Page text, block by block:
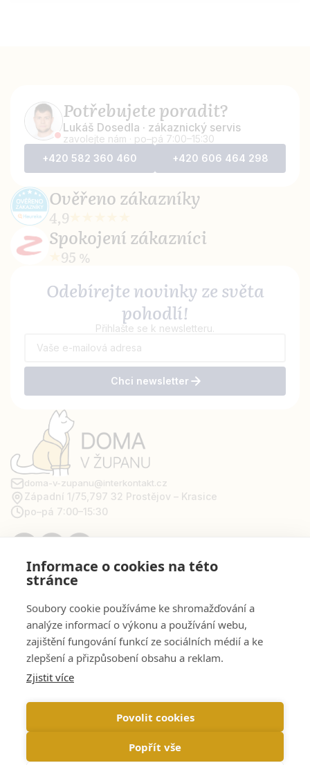
Informace o cookies na této
stránce
Soubory cookie používáme ke shromažďování a
analýze informací o výkonu a používání webu,
zajištění fungování funkcí ze sociálních médií a ke
zlepšení a přizpůsobení obsahu a reklam.
Zjistit více
Povolit cookies
Popřít vše
Potřebujete poradit?
Lukáš Dosedla · zákaznický servis
zavolejte nám · po–pá 7:00–15:30
+420 582 360 460
+420 606 464 298
Ověřenozákazníky
4,9
Spokojenízákazníci
95 %
Odebírejte novinky ze světa
pohodlí!
Přihlašte se k newsletteru.
Chci newsletter
doma-v-zupanu@interkontakt.cz
Západní 1/75, 797 32 Prostějov – Krasice
po–pá 7:00–15:30
Pro zákazníky
Informace
Můj účet
Doma v županu © 2026